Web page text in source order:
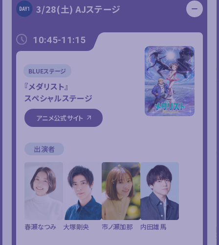
3/28(土) AJステージ
10:45-11:15
BLUEステージ
『メダリスト』
スペシャルステージ
アニメ公式サイト
出演者
春瀬なつみ 大塚剛央 市ノ瀬加那 内田雄馬